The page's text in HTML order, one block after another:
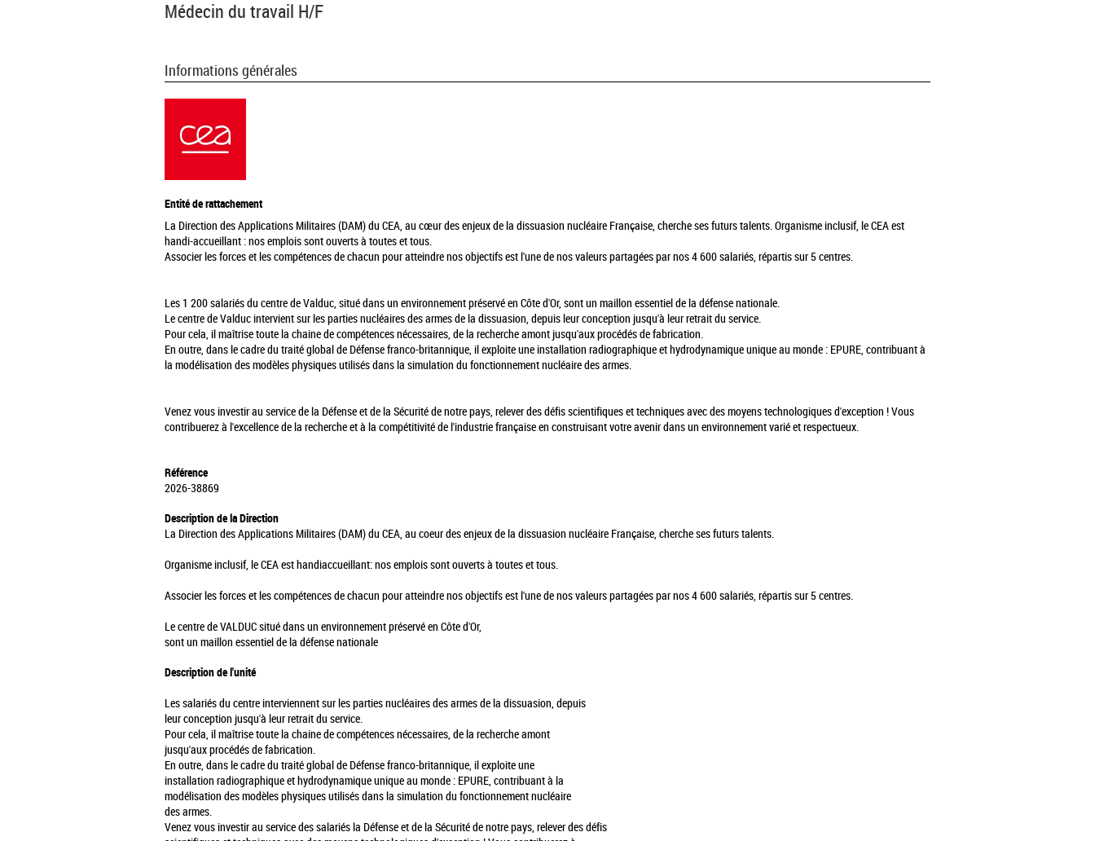
Médecin du travail H/F
Informations générales
Entité de rattachement
La Direction des Applications Militaires (DAM) du CEA, au cœur des enjeux de la dissuasion nucléaire Française, cherche ses futurs talents. Organisme inclusif, le CEA est
handi-accueillant : nos emplois sont ouverts à toutes et tous.
Associer les forces et les compétences de chacun pour atteindre nos objectifs est l'une de nos valeurs partagées par nos 4 600 salariés, répartis sur 5 centres.
Les 1 200 salariés du centre de Valduc, situé dans un environnement préservé en Côte d'Or, sont un maillon essentiel de la défense nationale.
Le centre de Valduc intervient sur les parties nucléaires des armes de la dissuasion, depuis leur conception jusqu'à leur retrait du service.
Pour cela, il maîtrise toute la chaine de compétences nécessaires, de la recherche amont jusqu'aux procédés de fabrication.
En outre, dans le cadre du traité global de Défense franco-britannique, il exploite une installation radiographique et hydrodynamique unique au monde : EPURE, contribuant à
la modélisation des modèles physiques utilisés dans la simulation du fonctionnement nucléaire des armes.
Venez vous investir au service de la Défense et de la Sécurité de notre pays, relever des défis scientifiques et techniques avec des moyens technologiques d'exception ! Vous
contribuerez à l'excellence de la recherche et à la compétitivité de l'industrie française en construisant votre avenir dans un environnement varié et respectueux.
Référence
2026-38869
Description de la Direction
La Direction des Applications Militaires (DAM) du CEA, au coeur des enjeux de la dissuasion nucléaire Française, cherche ses futurs talents.
Organisme inclusif, le CEA est handiaccueillant: nos emplois sont ouverts à toutes et tous.
Associer les forces et les compétences de chacun pour atteindre nos objectifs est l'une de nos valeurs partagées par nos 4 600 salariés, répartis sur 5 centres.
Le centre de VALDUC situé dans un environnement préservé en Côte d'Or,
sont un maillon essentiel de la défense nationale
Description de l'unité
Les salariés du centre interviennent sur les parties nucléaires des armes de la dissuasion, depuis
leur conception jusqu'à leur retrait du service.
Pour cela, il maîtrise toute la chaine de compétences nécessaires, de la recherche amont
jusqu'aux procédés de fabrication.
En outre, dans le cadre du traité global de Défense franco-britannique, il exploite une
installation radiographique et hydrodynamique unique au monde : EPURE, contribuant à la
modélisation des modèles physiques utilisés dans la simulation du fonctionnement nucléaire
des armes.
Venez vous investir au service des salariés la Défense et de la Sécurité de notre pays, relever des défis